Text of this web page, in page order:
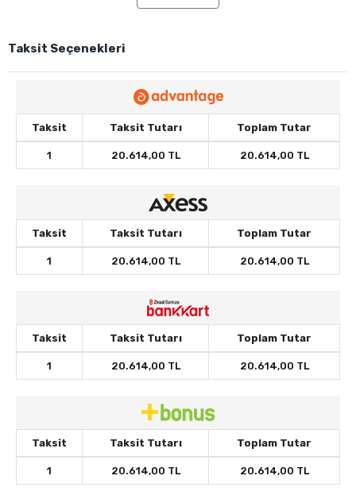
Taksit Seçenekleri
Taksit Taksit Tutarı Toplam Tutar
1 20.614,00 TL 20.614,00 TL
Taksit Taksit Tutarı Toplam Tutar
1 20.614,00 TL 20.614,00 TL
Taksit Taksit Tutarı Toplam Tutar
1 20.614,00 TL 20.614,00 TL
Taksit Taksit Tutarı Toplam Tutar
1 20.614,00 TL 20.614,00 TL